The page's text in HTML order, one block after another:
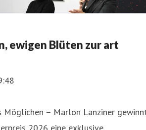
ewigen Blüten zur art
Möglichen – Marlon Lanziner